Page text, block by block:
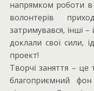
напрямком роботи в
волонтерів
затримувався, інші
доклали свої сили,
проект!
Творчі заняття –
благоприємний